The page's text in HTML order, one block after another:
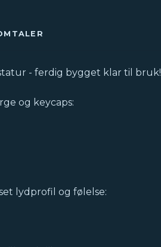
- ferdig bygget klar til bruk!
og keycaps:
lydprofil og følelse: